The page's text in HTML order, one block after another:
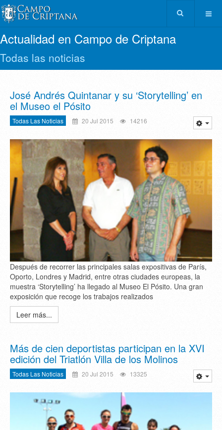
Actualidad en Campo de Criptana
Todas las noticias
José Andrés Quintanar y su ‘Storytelling’ en
el Museo el Pósito
Todas Las Noticias 20 Jul 2015 14216
Después de recorrer las principales salas expositivas de París,
Oporto, Londres y Madrid, entre otras ciudades europeas, la
muestra ‘Storytelling’ ha llegado al Museo El Pósito. Una gran
exposición que recoge los trabajos realizados
Leer más...
Más de cien deportistas participan en la XVI
edición del Triatlón Villa de los Molinos
Todas Las Noticias 20 Jul 2015 13325